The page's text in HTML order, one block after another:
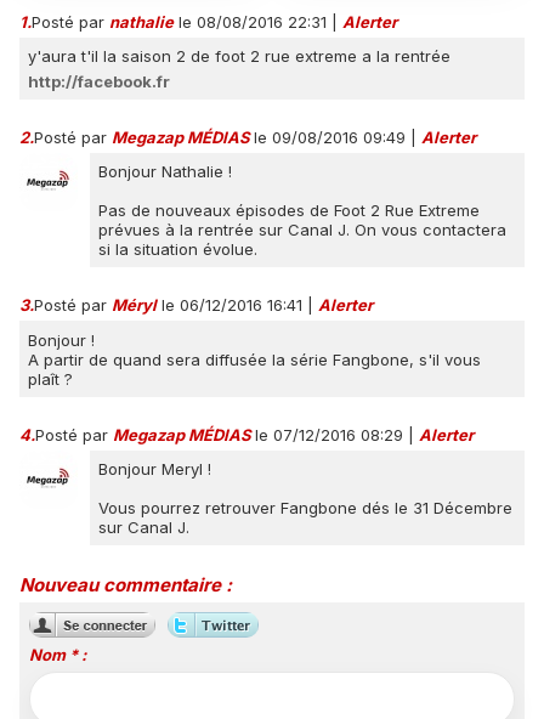
1.Posté par nathalie le 08/08/2016 22:31
Alerter
y'aura t'il la saison 2 de foot 2 rue extreme a la rentrée
http://facebook.fr
2.Posté par Megazap MÉDIASle 09/08/2016 09:49
Alerter
Bonjour Nathalie !
Pas de nouveaux épisodes de Foot 2 Rue Extreme
prévues à la rentrée sur Canal J. On vous contactera
si la situation évolue.
3.Posté par Méryl le 06/12/2016 16:41
Alerter
Bonjour !
A partir de quand sera diffusée la série Fangbone, s'il vous
plaît ?
4.Posté par Megazap MÉDIASle 07/12/2016 08:29
Alerter
Bonjour Meryl !
Vous pourrez retrouver Fangbone dés le 31 Décembre
sur Canal J.
Nouveau commentaire :
Nom * :